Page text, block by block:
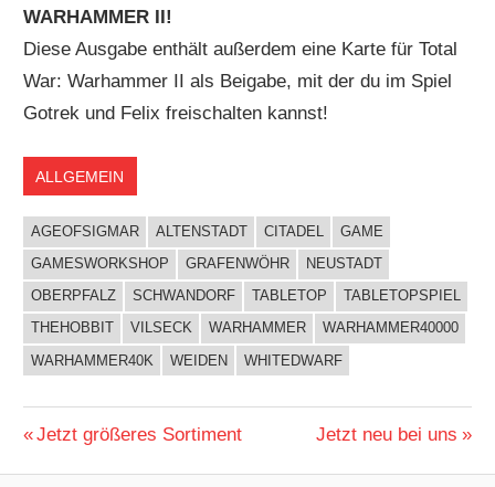
WARHAMMER II!
Diese Ausgabe enthält außerdem eine Karte für Total
War: Warhammer II als Beigabe, mit der du im Spiel
Gotrek und Felix freischalten kannst!
ALLGEMEIN
AGEOFSIGMAR ALTENSTADT CITADEL
GAME
GAMESWORKSHOP
GRAFENWÖHR
NEUSTADT
OBERPFALZ
SCHWANDORF TABLETOP
TABLETOPSPIEL
THEHOBBIT
VILSECK WARHAMMER
WARHAMMER40000
WARHAMMER40K
WEIDEN WHITEDWARF
Vorheriger
Jetzt größeres Sortiment
Nächster
Jetzt neu bei uns